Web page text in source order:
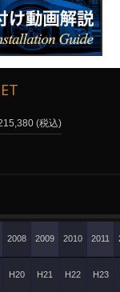
(税込)
2008 2009 2010 2011
H20 H21 H22 H23